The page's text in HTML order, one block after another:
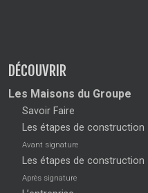
DÉCOUVRIR
Les Maisons du Groupe
Savoir Faire
Les étapes de construction
Avant signature
Les étapes de construction
Après signature